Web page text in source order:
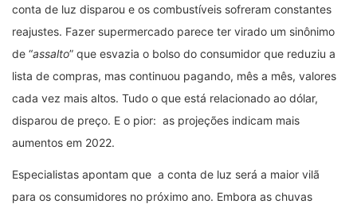
conta de luz disparou e os combustíveis sofreram constantes
reajustes. Fazer supermercado parece ter virado um sinônimo
de “assalto” que esvazia o bolso do consumidor que reduziu a
lista de compras, mas continuou pagando, mês a mês, valores
cada vez mais altos. Tudo o que está relacionado ao dólar,
disparou de preço. E o pior: as projeções indicam mais
aumentos em 2022.
Especialistas apontam que a conta de luz será a maior vilã
para os consumidores no próximo ano. Embora as chuvas